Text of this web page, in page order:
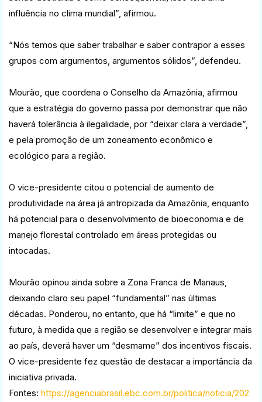
influência no clima mundial”, afirmou.
“Nós temos que saber trabalhar e saber contrapor a esses
grupos com argumentos, argumentos sólidos”, defendeu.
Mourão, que coordena o Conselho da Amazônia, afirmou
que a estratégia do governo passa por demonstrar que não
haverá tolerância à ilegalidade, por “deixar clara a verdade”,
e pela promoção de um zoneamento econômico e
ecológico para a região.
O vice-presidente citou o potencial de aumento de
produtividade na área já antropizada da Amazônia, enquanto
há potencial para o desenvolvimento de bioeconomia e de
manejo florestal controlado em áreas protegidas ou
intocadas.
Mourão opinou ainda sobre a Zona Franca de Manaus,
deixando claro seu papel “fundamental” nas últimas
décadas. Ponderou, no entanto, que há “limite” e que no
futuro, à medida que a região se desenvolver e integrar mais
ao país, deverá haver um “desmame” dos incentivos fiscais.
O vice-presidente fez questão de destacar a importância da
iniciativa privada.
Fontes: https://agenciabrasil.ebc.com.br/politica/noticia/202